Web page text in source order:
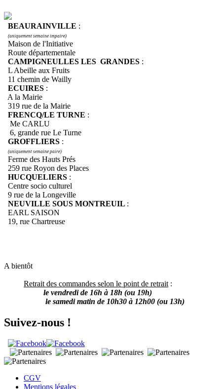
BEAURAINVILLE :
(uniquement semaine impaire)
Maison de l'Initiative
Route départementale
CAMPIGNEULLES LES GRANDES :
L Abeille aux Fruits
11 chemin de Wailly
ECUIRES :
A la Mairie
319 rue de la Mairie
FRENCQ/LE TURNE :
Me CARLU
6, grande rue Le Turne
GROFFLIERS :
(uniquement semaine paire)
Ferme des Hauts Prés
259 rue Royon des Places
HUCQUELIERS :
Centre socio culturel
9 rue de la Longeville
NEUVILLE SOUS MONTREUIL :
EARL SAISON
19, rue Chartreuse
A bientôt
Retrait des commandes selon le point de retrait :
le vendredi de 16h à 18h (ou 19h)
le samedi matin de 10h30 à 12h00 (ou 13h)
Suivez-nous !
CGV
Mentions légales